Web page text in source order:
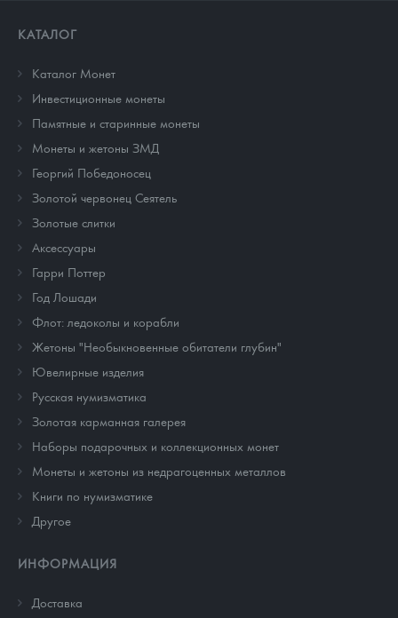
КАТАЛОГ
Каталог Монет
Инвестиционные монеты
Памятные и старинные монеты
Монеты и жетоны ЗМД
Георгий Победоносец
Золотой червонец Сеятель
Золотые слитки
Аксессуары
Гарри Поттер
Год Лошади
Флот: ледоколы и корабли
Жетоны "Необыкновенные обитатели глубин"
Ювелирные изделия
Русская нумизматика
Золотая карманная галерея
Наборы подарочных и коллекционных монет
Монеты и жетоны из недрагоценных металлов
Книги по нумизматике
Другое
ИНФОРМАЦИЯ
Доставка